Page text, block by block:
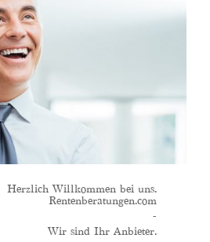
Herzlich Willkommen bei uns.
Rentenberatungen.com
-
Wir sind Ihr Anbieter.